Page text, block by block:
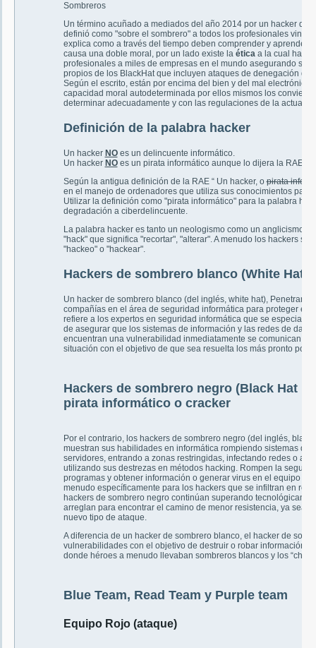
Sombreros
Un término acuñado a mediados del año 2014 por un hacker de
definió como "sobre el sombrero" a todos los profesionales
explica como a través del tiempo deben comprender y aprender
causa una doble moral, por un lado existe la éticaa la cual han
profesionales a miles de empresas en el mundo asegurando su
propios de los BlackHat que incluyen ataques de denegación
Según el escrito, están por encima del bien y del mal
capacidad moral autodeterminada por ellos mismos los
determinar adecuadamente y con las regulaciones de la actual
Definición de la palabra hacker
Un hacker NOes un delincuente informático.
Un hacker NOes un pirata informático aunque lo dijera la RAE.
Según la antigua definición de la RAE “ Un hacker, opirata
en el manejo de ordenadores que utiliza sus conocimientos para
Utilizar la definición como "pirata informático" para la palabra
degradación a ciberdelincuente.
La palabra hacker es tanto un neologismo como un anglicismo.
"hack" que significa "recortar", "alterar". A menudo los hackers
"hackeo" o "hackear".
Hackers de sombrero blanco (White Hat
Un hacker de sombrero blanco (del inglés, white hat), Penetran
compañías en el área de seguridad informática para proteger el
refiere a los expertos en seguridad informática que se
de asegurar que los sistemas de información y las redes de
encuentran una vulnerabilidad inmediatamente se comunican
situación con el objetivo de que sea resuelta los más pronto
Hackers de sombrero negro (Black Hat
pirata informático o cracker
Por el contrario, los hackers de sombrero negro (del inglés,
muestran sus habilidades en informática rompiendo sistemas de
servidores, entrando a zonas restringidas, infectando redes o
utilizando sus destrezas en métodos hacking. Rompen la
programas y obtener información o generar virus en el equipo o
menudo específicamente para los hackers que se infiltran en
hackers de sombrero negro continúan superando
arreglan para encontrar el camino de menor resistencia, ya sea
nuevo tipo de ataque.
A diferencia de un hacker de sombrero blanco, el hacker de
vulnerabilidades con el objetivo de destruir o robar información.
donde héroes a menudo llevaban sombreros blancos y los
Blue Team, Read Team y Purple team
Equipo Rojo (ataque)